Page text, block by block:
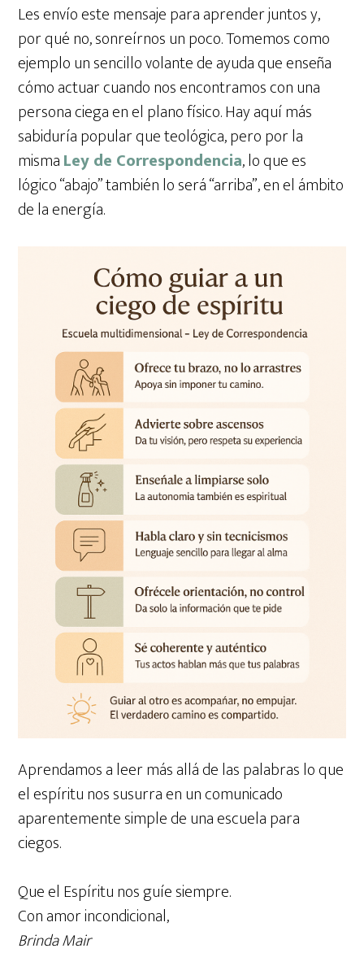
Les envío este mensaje para aprender juntos y,
por qué no, sonreírnos un poco. Tomemos como
ejemplo un sencillo volante de ayuda que enseña
cómo actuar cuando nos encontramos con una
persona ciega en el plano físico. Hay aquí más
sabiduría popular que teológica, pero por la
mismaLey de Correspondencia, lo que es
lógico “abajo” también lo será “arriba”, en el ámbito
de la energía.
Aprendamos a leer más allá de las palabras lo que
el espíritu nos susurra en un comunicado
aparentemente simple de una escuela para
ciegos.
Que el Espíritu nos guíe siempre.
Con amor incondicional,
Brinda Mair